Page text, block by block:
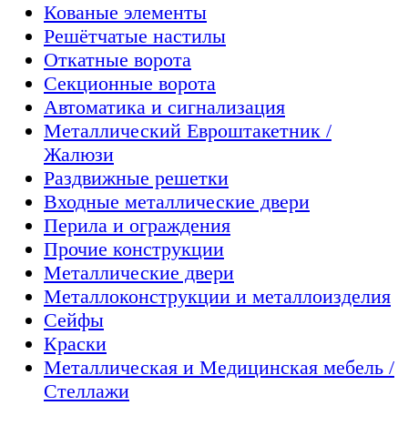
Кованые элементы
Решётчатые настилы
Откатные ворота
Секционные ворота
Автоматика и сигнализация
Металлический Евроштакетник /
Жалюзи
Раздвижные решетки
Входные металлические двери
Перила и ограждения
Прочие конструкции
Металлические двери
Металлоконструкции и металлоизделия
Сейфы
Краски
Металлическая и Медицинская мебель /
Стеллажи